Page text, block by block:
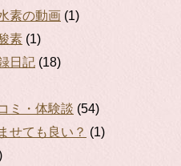
素の動画 (1)
素 (1)
日記 (18)
ミ・体験談 (54)
せても良い？ (1)